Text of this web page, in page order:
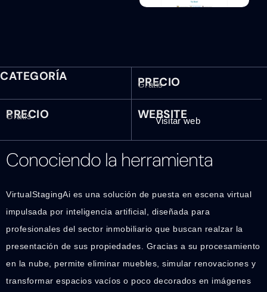
CATEGORÍA PRECIO
Gratis
PRECIO
Gratis WEBSITE
Visitar web
Conociendo la herramienta
VirtualStagingAi es una solución de puesta en escena virtual
impulsada por inteligencia artificial, diseñada para
profesionales del sector inmobiliario que buscan realzar la
presentación de sus propiedades. Gracias a su procesamiento
en la nube, permite eliminar muebles, simular renovaciones y
transformar espacios vacíos o poco decorados en imágenes